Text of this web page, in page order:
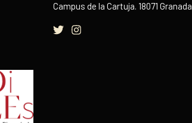
Campus de la Cartuja. 18071 Granada